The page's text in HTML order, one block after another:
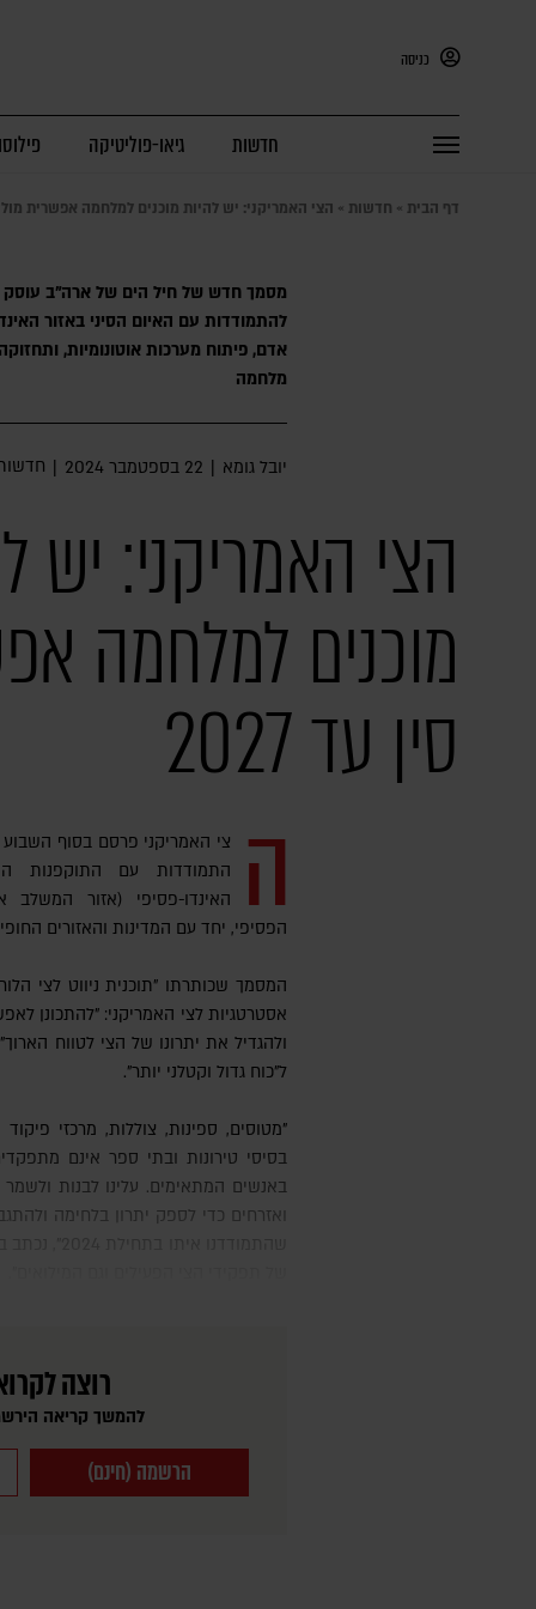
כניסה
חדשות גיאו-פוליטיקה
דף הבית » חדשות » הצי האמריקני: יש להיות מוכנים למלחמה אפשרית מול
מסמך חדש של חיל הים של ארה"ב עוסק
להתמודדות עם האיום הסיני באזור
אדם, פיתוח מערכות אוטונומיות,
מלחמה
יובל גומא | 22 בספטמבר 2024 |
הצי האמריקני: יש
מוכנים למלחמה
סין עד 2027
ה
צי האמריקני פרסם בסוף
התמודדות עם התוקפנות
האינדו-פסיפי (אזור המשלב
הפסיפי, יחד עם המדינות והאזורים
המסמך שכותרתו "תוכנית ניווט לצי
ולהגדיל את יתרונו של הצי לטווח
ל"כוח גדול וקטלני יותר".
"מטוסים, ספינות, צוללות, מרכזי פיקוד ושליטה, מרכזי תחזוקה, מרפאות,
בסיסי טירונות ובתי ספר אינם
באנשים המתאימים. עלינו לבנות
רוצה
להמשך קריאה
הרשמה (חינם)